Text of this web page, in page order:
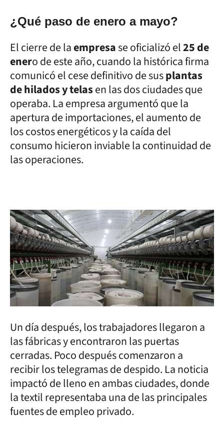
¿Qué paso de enero a mayo?
El cierre de laempresase oficializó el25 de
enero de este año, cuando la histórica firma
comunicó el cese definitivo de susplantas
de hilados y telasen las dos ciudades que
operaba. La empresa argumentó que la
apertura de importaciones, el aumento de
los costos energéticos y la caída del
consumo hicieron inviable la continuidad de
las operaciones.
Un día después, los trabajadores llegaron a
las fábricas y encontraron las puertas
cerradas. Poco después comenzaron a
recibir los telegramas de despido. La noticia
impactó de lleno en ambas ciudades, donde
la textil representaba una de las principales
fuentes de empleo privado.